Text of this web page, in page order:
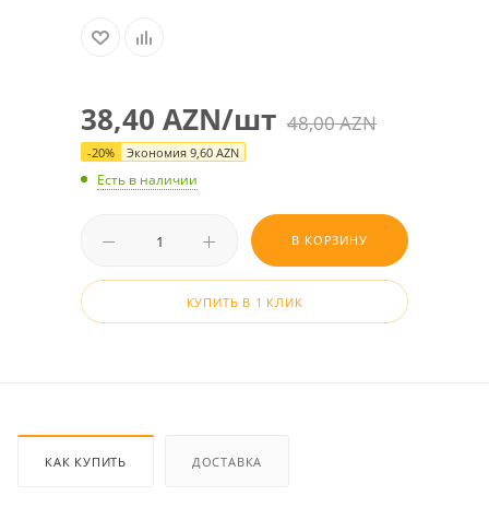
38,40 AZN/шт 48,00AZN
-20% Экономия 9,60 AZN
Есть в наличии
В КОРЗИНУ
КУПИТЬ В 1 КЛИК
КАК КУПИТЬ ДОСТАВКА